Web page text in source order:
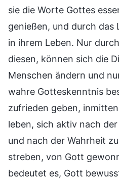
sie die Worte Gottes
genießen, und durch das
in ihrem Leben. Nur
diesen, können sich die
Menschen ändern und
wahre Gotteskenntnis
zufrieden geben,
leben, sich aktiv nach
und nach der Wahrheit
streben, von Gott
bedeutet es, Gott